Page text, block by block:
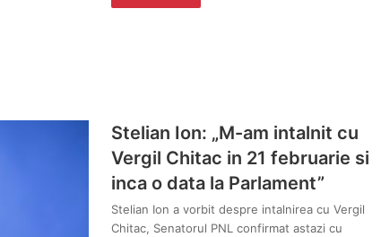
Stelian Ion: „M-am intalnit cu
Vergil Chitac in 21 februarie si
inca o data la Parlament”
Stelian Ion a vorbit despre intalnirea cu Vergil
Chitac, Senatorul PNL confirmat astazi cu